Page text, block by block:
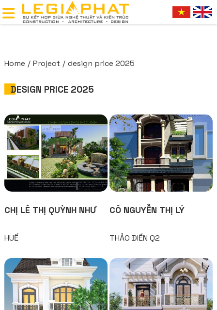
Home Project design price 2025
DESIGN PRICE 2025
CHỊ LÊ THỊ QUỲNH NHƯ
HUẾ
CÔ NGUYỄN THỊ LÝ
THẢO ĐIỀN Q2